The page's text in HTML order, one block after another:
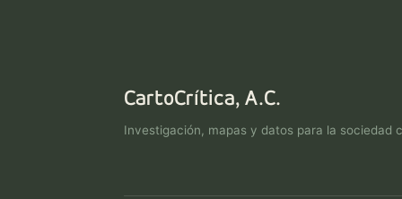
CartoCrítica, A.C.
Investigación, mapas y datos para la sociedad